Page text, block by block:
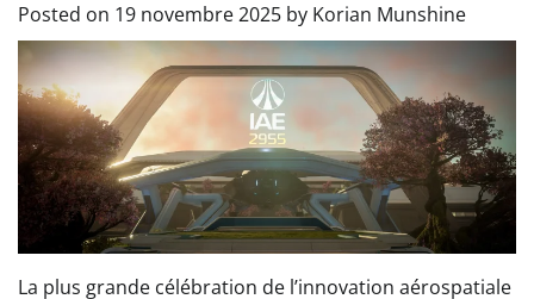
Posted on 19 novembre 2025 by Korian Munshine
La plus grande célébration de l’innovation aérospatiale